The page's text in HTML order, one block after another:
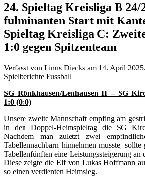
24. Spieltag Kreisliga B 24/
fulminanten Start mit
Spieltag Kreisliga C:
1:0 gegen Spitzenteam
Verfasst von Linus Diecks am 14. April 2025
Spielberichte Fussball
SG Rönkhausen/Lenhausen II – SG
1:0 (0:0)
Unsere zweite Mannschaft empfing am
in den Doppel-Heimspieltag die SG
Nachdem man zuletzt zwei
Tabellennachbarn hinnehmen musste, sollte
Tabellenfünften eine Leistungssteigerung an
Diese zeigte die Elf von Lukas Hoffmann
so einen verdienten Heimsieg.